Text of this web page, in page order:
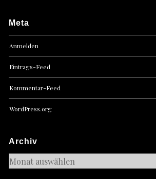
Meta
Anmelden
Eintrags-Feed
Kommentar-Feed
WordPress.org
Archiv
Archiv